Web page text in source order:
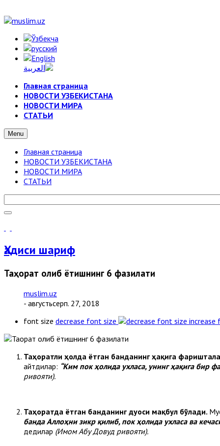
Главная страница
НОВОСТИ УЗБЕКИСТАНА
НОВОСТИ МИРА
СТАТЬИ
Menu
Главная страница
НОВОСТИ УЗБЕКИСТАНА
НОВОСТИ МИРА
СТАТЬИ
Ҳадиси шариф
Таҳорат олиб ётишнинг 6 фазилати
muslim.uz
- августьсерп. 27, 2018
font size decrease font size increase
Таҳоратли ҳолда ётган банданинг ҳақига
айтдилар: “Ким пок ҳолида ухласа, унинг ҳақига бир
ривояти).
Таҳоратда ётган банданинг дуоси мақбул бўлади.
банда Аллоҳни зикр қилиб, пок ҳолида ухласа ва
дедилар (Имом Абу Довуд ривояти).